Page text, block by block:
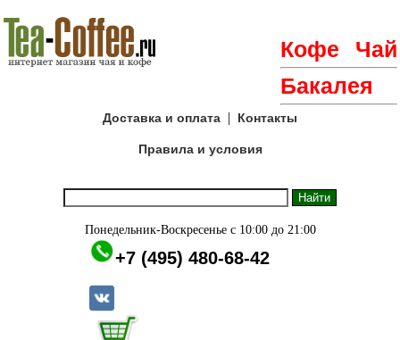
Кофе
Чай
Бакалея
Доставка и оплата | Контакты
Правила и условия
Понедельник-Воскресенье с 10:00 до 21:00
+7 (495) 480-68-42